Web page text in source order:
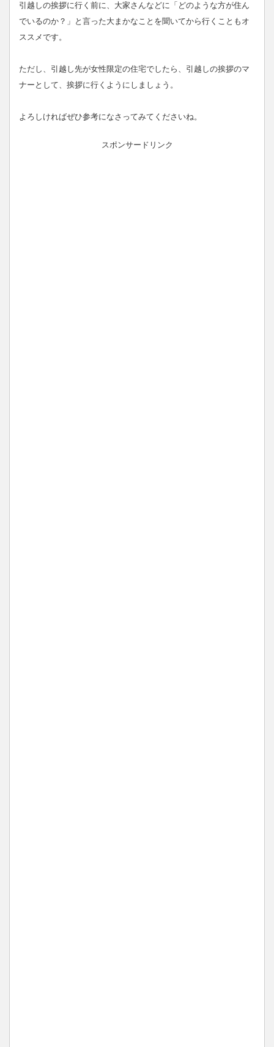
引越しの挨拶に行く前に、大家さんなどに「どのような方が住ん
でいるのか？」と言った大まかなことを聞いてから行くこともオ
ススメです。
ただし、引越し先が女性限定の住宅でしたら、引越しの挨拶のマ
ナーとして、挨拶に行くようにしましょう。
よろしければぜひ参考になさってみてくださいね。
スポンサードリンク